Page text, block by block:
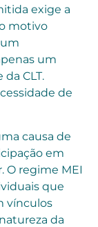
exige a
motivo
um
CLT.
de
causa de
em
O regime MEI
que
vínculos
da